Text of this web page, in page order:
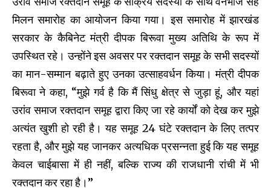
मिलन समारोह का आयोजन किया गया। इस समारोह में झारखंड
सरकार के कैबिनेट मंत्री दीपक बिरूवा मुख्य अतिथि के रूप में
उपस्थित रहे। उन्होंने इस अवसर पर रक्तदान समूह के सभी सदस्यों
का मान-सम्मान बढ़ाते हुए उनका उत्साहवर्धन किया। मंत्री दीपक
बिरूवा ने कहा, “मुझे गर्व है कि मैं सिंधु क्षेत्र से जुड़ा हूं, और यहां
उरांव समाज रक्तदान समूह द्वारा किए जा रहे कार्यों को देख कर मुझे
अत्यंत खुशी हो रही है। यह समूह 24 घंटे रक्तदान के लिए तत्पर
रहता है, और मुझे यह जानकर अत्यधिक प्रसन्नता हुई कि यह समूह
केवल चाईबासा में ही नहीं, बल्कि राज्य की राजधानी रांची में भी
रक्तदान कर रहा है।”